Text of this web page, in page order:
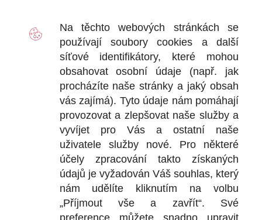
Na těchto webových stránkách se
používají souborycookies a další
síťové identifikátory, které mohou
obsahovat osobní údaje (např. jak
procházíte naše stránky a jaký obsah
vás zajímá). Tyto údaje nám pomáhají
provozovat a zlepšovat naše služby a
vyvíjet pro Vás a ostatní naše
uživatele služby nové. Pro některé
účely zpracování takto získaných
údajů je vyžadován Váš souhlas, který
nám udělíte kliknutím na volbu
„Příjmout vše a zavřít“. Své
preference můžete snadno upravit
přepravní službou až v momentě připsané částky na náš účet.
Dobírkou u našich smluvních dopravců TOPTRANS EU a.s.
a Zásilkovna s.r.o.
• Při placení zboží dobírkou lze platbu provést v hotovosti
anebo platební kartou.
Doba dodání zboží objednateli v ČR je od obdržení objednávky
do druhého pracovního dne(zboží objednané do 12:30
se obvykle dodá druhý den, po 12:30 den následující).
Cena za dopravné a balné v ČR je od90 do 600 Kčs DPH, v
závislosti na zvoleném dopravci a váze objednaných produktů,
nezávisle na vzdálenosti od naší provozovny na dodací adresu
Při osobním odběru na naší provozovněDvorská 1163/2, 252 19
, lze platit hotově nebo platební kartou.